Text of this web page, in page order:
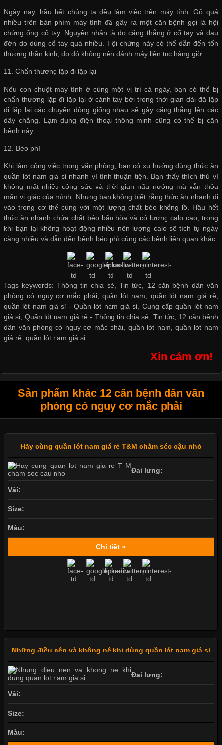
Ngày nay, hầu hết chúng ta đều làm việc trên máy tính. Gõ quá
nhiều trên bàn phím máy tính đã gây ra một căn bệnh gọi là hội
chứng ống cổ tay. Nguyên nhân là do căng thẳng ở cổ tay và đau
đớn do dùng cổ tay quá nhiều. Hội chứng này có thể dẫn đến tổn
thương thần kinh, do đó không nên đánh máy liên tục hàng giờ.
11. Chấn thương lặp đi lặp lại
Nếu con chuột máy tính ở cùng một vị trí cả ngày, bạn có thể bị
chấn thương lặp đi lặp lại ở cánh tay bởi trong thời gian dài đã lặp
đi lặp lại các chuyển động giống nhau sẽ gây căng thẳng lên các
dây chằng. Lạm dụng điện thoại thông minh cũng có thể bị căn
bệnh này.
12. Béo phì
Khi làm công việc trong văn phòng, bạn có xu hướng dùng thức ăn
quần lót nam giá sỉnhanh vì tính thuận tiện. Bạn thấy thích thú vì
không mất nhiều công sức và thời gian nấu nướng mà vẫn thỏa
mãn vị giác của mình. Nhưng bạn không biết rằng thức ăn nhanh đi
vào trong cơ thể cùng với một lượng chất béo khổng lồ. Hầu hết
thức ăn nhanh chứa chất béo bão hòa và có lượng calo cao, trong
khi bạn lại không hoạt động nhiều nên lượng calo sẽ tích tụ ngày
càng nhiều và dẫn đến bệnh béo phì cùng các bệnh liên quan khác.
Tags keywords: Thông tin chia sẻ, Tin tức, 12 căn bệnh dân văn
phòng có nguy cơ mắc phải, quần lót nam, quần lót nam giá rẻ,
quần lót nam giá sỉ -Quần lót nam giá sỉ
Cung cấp quần lót nam
giá sỉ Quần lót nam giá rẻ - Thông tin chia sẻ Tin tức, 12 căn bệnh
dân văn phòng có nguy cơ mắc phải
quần lót nam
quần lót nam
giá rẻ ,quần lót nam giá sỉ
Xin cám ơn!
Sản phẩm khác 12 căn bệnh dân văn
phòng có nguy cơ mắc phải
Hãy cùng quần lót nam giá rẻ T&M chắm sóc cậu nhỏ
Đai lưng:
Vải:
Size:
Màu:
Chi tiết »
Những điều nên và không nê khi dùng quần lót nam giá sỉ
Đai lưng:
Vải:
Size:
Màu: